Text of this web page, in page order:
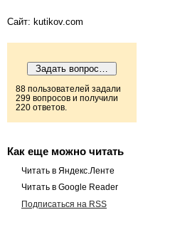
Сайт: kutikov.com
88 пользователей задали
299 вопросов и получили
220 ответов.
Как еще можно читать
Читать в Яндекс.Ленте
Читать в Google Reader
Подписаться на RSS